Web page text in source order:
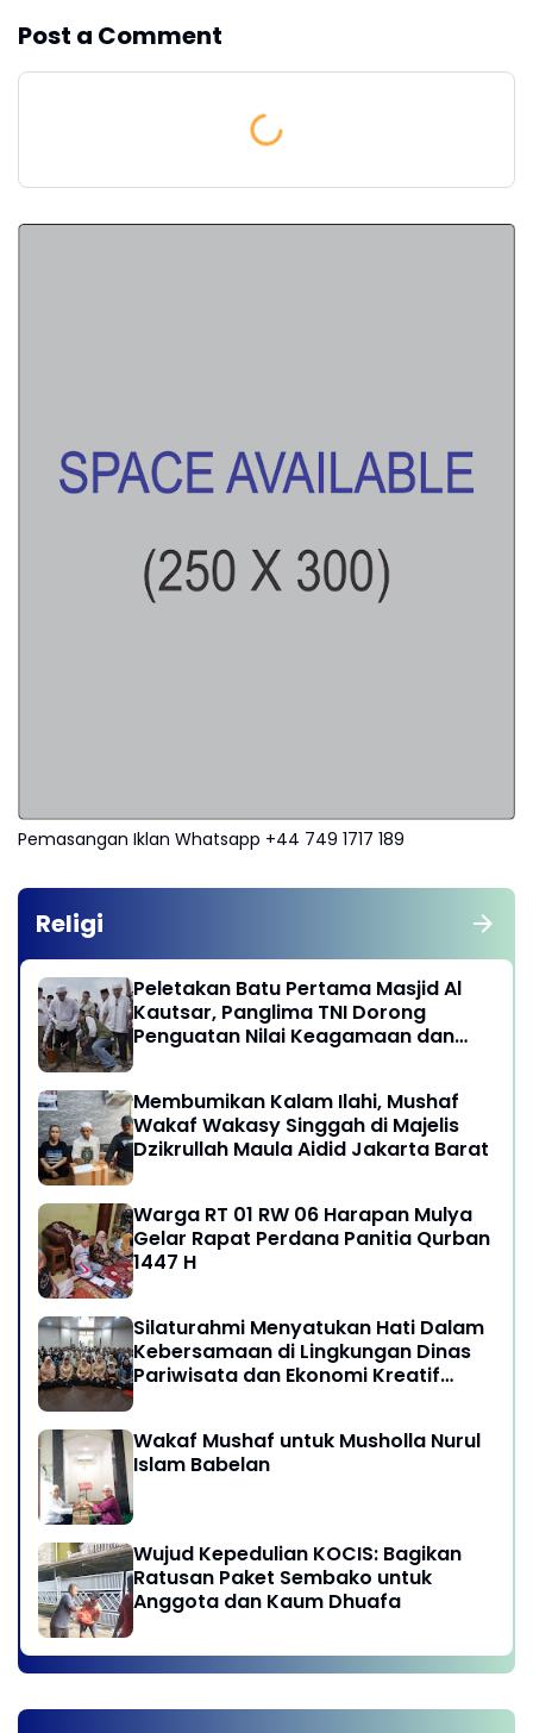
Post a Comment
Pemasangan Iklan Whatsapp +44 749 1717 189
Religi
Peletakan Batu Pertama Masjid Al
Kautsar, Panglima TNI Dorong
Penguatan Nilai Keagamaan dan
Membumikan Kalam Ilahi, Mushaf
Wakaf Wakasy Singgah di Majelis
Dzikrullah Maula Aidid Jakarta Barat
Warga RT 01 RW 06 Harapan Mulya
Gelar Rapat Perdana Panitia Qurban
1447 H
Silaturahmi Menyatukan Hati Dalam
Kebersamaan di Lingkungan Dinas
Pariwisata dan Ekonomi Kreatif
Wakaf Mushaf untuk Musholla Nurul
Islam Babelan
Wujud Kepedulian KOCIS: Bagikan
Ratusan Paket Sembako untuk
Anggota dan Kaum Dhuafa